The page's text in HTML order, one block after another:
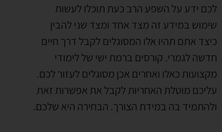
לכם ידע על השפע הרב כעת תוכלו לעשות
שימוש במידע זה מצד אחד ומצד שני להבין
כיצד אתם תהיו אלו המסוגלים לקבל דרך חיים
חדשה לגמרי. קורסים ברמת ישי של לימודי
מקצועות כאלו ואחרים אכן מסוגלים לעזור לכם.
עליכם מוטלת האחריות לקבל את אפשרות זאת
ולהתמיד בה במידת הצורך. הבחירה היא שלכם.